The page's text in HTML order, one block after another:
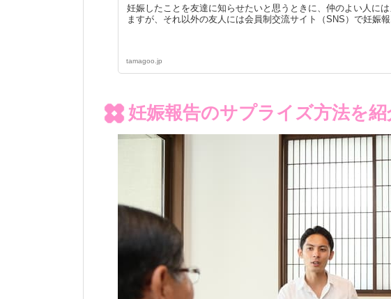
妊娠したことを友達に知らせたいと思うときに、仲のよい人には
ますが、それ以外の友人には会員制交流サイト（SNS）で妊娠
tamagoo.jp
妊娠報告のサプライズ方法を紹